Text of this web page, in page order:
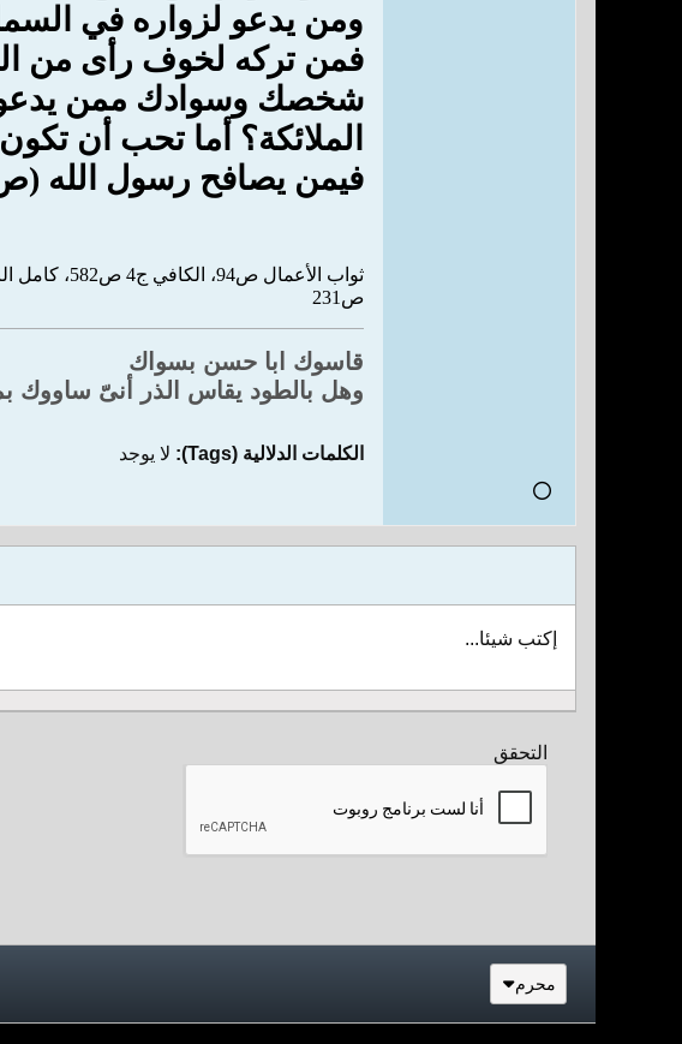
ومن يدعو لزواره في
فمن تركه لخوف رأى من
شخصك وسوادك ممن يدعو
الملائكة؟ أما تحب أن
فيمن يصافح رسول الله
ص231
قاسوك ابا حسن بسواك
وهل بالطود يقاس الذر أنىّ ساووك
الكلمات الدلالية (Tags): لا يوجد
إكتب شيئا...
التحقق
محرم